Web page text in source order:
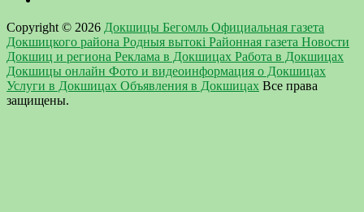
Copyright © 2026 Докшицы Бегомль Официальная газета
Докшицкого района Родныя вытокi Районная газета Новости
Докшиц и региона Реклама в Докшицах Работа в Докшицах
Докшицы онлайн Фото и видеоинформация о Докшицах
Услуги в Докшицах Объявления в Докшицах Все права
защищены.